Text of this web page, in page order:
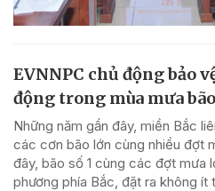
EVNNPC chủ động bảo
động trong mùa mưa bão
Những năm gần đây, miền Bắc
các cơn bão lớn cùng nhiều đợt
đây, bão số 1 cùng các đợt mưa
phương phía Bắc, đặt ra không ít